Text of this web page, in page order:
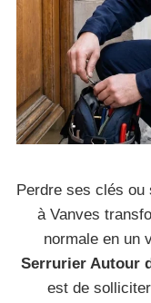
Perdre ses clés ou
à Vanves
normale en un
Serrurier Autour
est de